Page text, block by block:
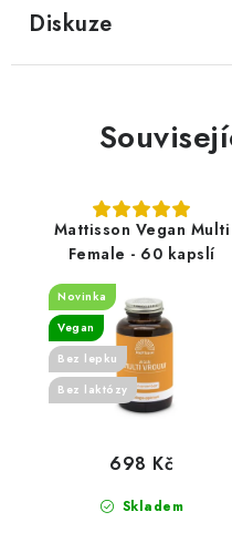
Diskuze
Mattisson Vegan Multi
Female - 60 kapslí
Novinka
Vegan
Bez lepku
Bez laktózy
Skladem
698 Kč